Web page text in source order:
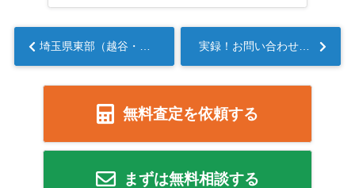
無料査定を依頼する
まずは無料相談する